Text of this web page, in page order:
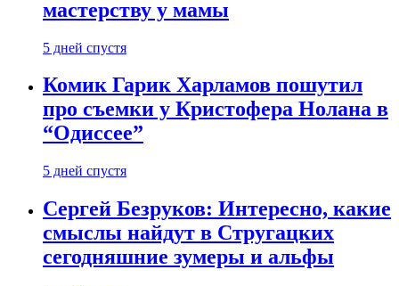
мастерству у мамы
5 дней спустя
Комик Гарик Харламов пошутил
про съемки у Кристофера Нолана в
“Одиссее”
5 дней спустя
Сергей Безруков: Интересно, какие
смыслы найдут в Стругацких
сегодняшние зумеры и альфы